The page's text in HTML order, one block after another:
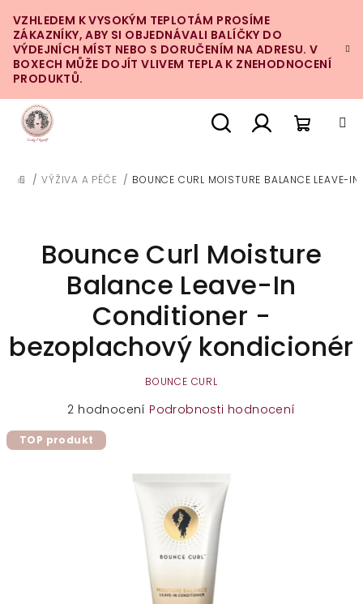
na
obsah
VZHLEDEM K VYSOKÝM TEPLOTÁM PROSÍME
ZÁKAZNÍKY, ABY SI OBJEDNÁVALI BALÍČKY DO
VÝDEJNÍCH MÍST NEBO S DORUČENÍM NA ADRESU. V
BOXECH MŮŽE DOJÍT VLIVEM TEPLA K ZNEHODNOCENÍ
PRODUKTŮ.
DOMŮ
/ VÝŽIVA A PÉČE / BOUNCE CURL MOISTURE BALANCE LEAVE-
Bounce Curl Moisture
Balance Leave-In
Conditioner -
bezoplachový kondicionér
BOUNCE CURL
Průměrné
produktu
2 hodnocení Podrobnosti hodnocení
TOP produkt